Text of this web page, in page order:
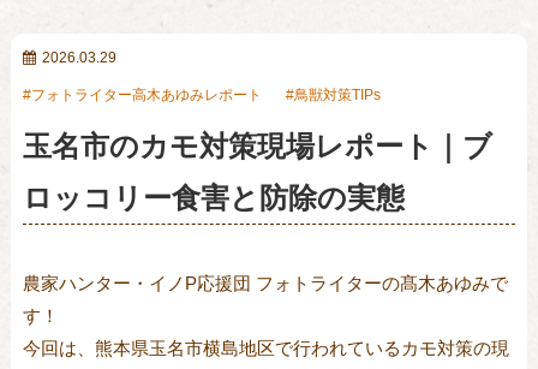
o
2026.03.29
フォトライター高木あゆみレポート 鳥獣対策TIPs
玉名市のカモ対策現場レポート｜ブ
ロッコリー食害と防除の実態
農家ハンター・イノP応援団 フォトライターの髙木あゆみで
す！
今回は、熊本県玉名市横島地区で行われているカモ対策の現